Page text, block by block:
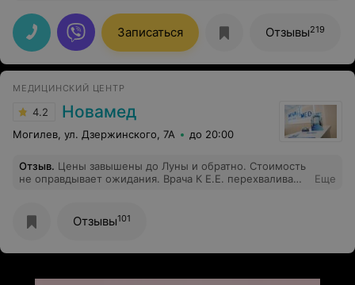
Записаться Отзывы219
МЕДИЦИНСКИЙ ЦЕНТР
4.2 Новамед
Могилев, ул. Дзержинского, 7А до 20:00
Отзыв. Цены завышены до Луны и обратно. Стоимость
не оправдывает ожидания. Врача К Е.Е. перехваливают.
персонал.
Еще
Отзывы101